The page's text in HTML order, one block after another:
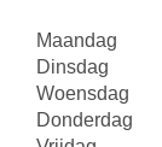
Maandag
Dinsdag
Woensdag
Donderdag